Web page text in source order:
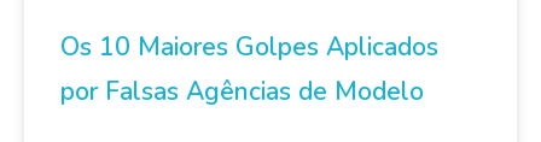
Os 10 Maiores Golpes Aplicados
por Falsas Agências de Modelo